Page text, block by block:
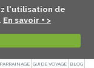
l'utilisation de
En savoir + >
PARRAINAGE GUIDE VOYAGE BLOG